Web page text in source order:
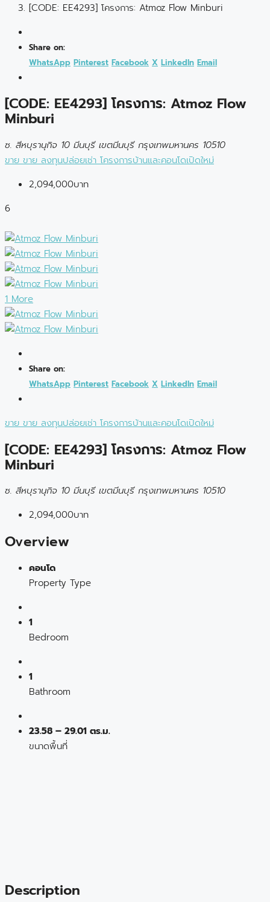
[CODE: EE4293] โครงการ: Atmoz Flow Minburi
Share on:
WhatsApp Pinterest Facebook X LinkedIn Email
[CODE: EE4293] โครงการ: Atmoz Flow
Minburi
ซ. สีหบุรานุกิจ 10 มีนบุรี เขตมีนบุรี กรุงเทพมหานคร 10510
ขาย ขาย ลงทุนปล่อยเช่า โครงการบ้านและคอนโดเปิดใหม่
2,094,000บาท
6
1 More
Share on:
WhatsApp Pinterest Facebook X LinkedIn Email
ขาย ขาย ลงทุนปล่อยเช่า โครงการบ้านและคอนโดเปิดใหม่
[CODE: EE4293] โครงการ: Atmoz Flow
Minburi
ซ. สีหบุรานุกิจ 10 มีนบุรี เขตมีนบุรี กรุงเทพมหานคร 10510
2,094,000บาท
Overview
คอนโด
Property Type
1
Bedroom
1
Bathroom
23.58 – 29.01 ตร.ม.
ขนาดพื้นที่
Description